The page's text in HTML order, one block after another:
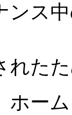
ンス
れた
ホー